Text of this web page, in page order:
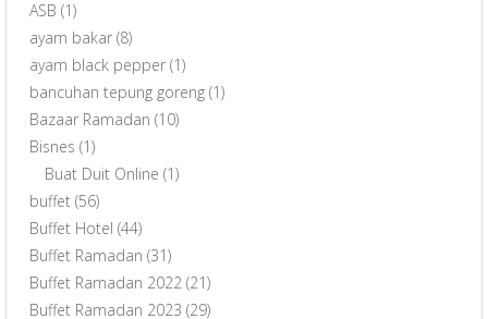
ASB (1)
ayam bakar (8)
ayam black pepper (1)
bancuhan tepung goreng (1)
Bazaar Ramadan (10)
Bisnes (1)
Buat Duit Online (1)
buffet (56)
Buffet Hotel (44)
Buffet Ramadan (31)
Buffet Ramadan 2022 (21)
Buffet Ramadan 2023 (29)